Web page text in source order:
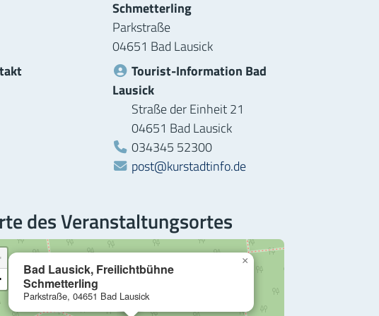
Schmetterling
Parkstraße
04651 Bad Lausick
Tourist-Information Bad
Lausick
Straße der Einheit 21
04651 Bad Lausick
Telefon:
034345 52300
post@kurstadtinfo.de
des Veranstaltungsortes
Bad Lausick, Freilichtbühne
Schmetterling
Parkstraße, 04651 Bad Lausick
×